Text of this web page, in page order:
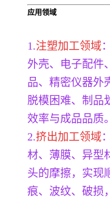
应用领域
1.注塑加工领域
外壳、电子配件
品、精密仪器外
脱模困难、制品
效率与成品品质。
2.挤出加工领域
材、薄膜、异型
头的摩擦，实现
痕、波纹、破损